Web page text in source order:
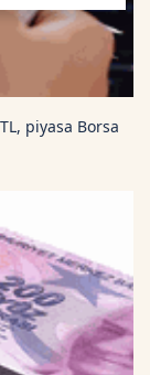
1.56
piyasa Borsa